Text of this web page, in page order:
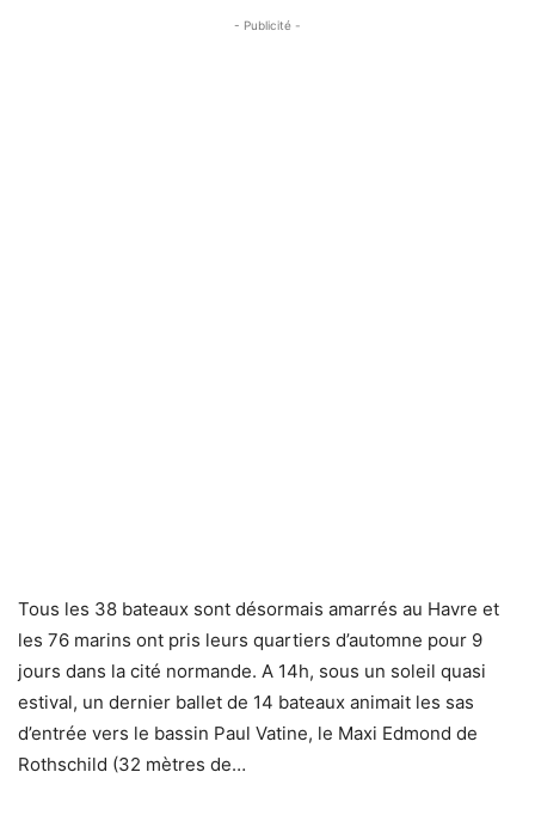
- Publicité -
Tous les 38 bateaux sont désormais amarrés au Havre et
les 76 marins ont pris leurs quartiers d’automne pour 9
jours dans la cité normande. A 14h, sous un soleil quasi
estival, un dernier ballet de 14 bateaux animait les sas
d’entrée vers le bassin Paul Vatine, le Maxi Edmond de
Rothschild (32 mètres de…